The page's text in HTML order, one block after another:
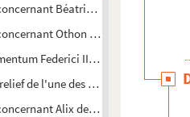
Béatrix de Bourgogne,
Othon I , Béatrix II et
Federici II, imperatoris : ex
de l'une des portes de l'église
Alix de Méranie,